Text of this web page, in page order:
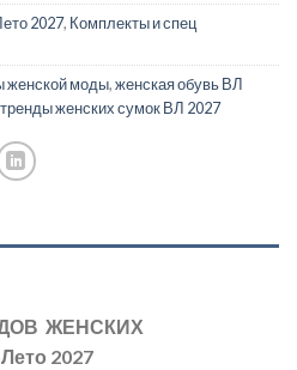
2027, Комплекты и спец
женской моды,женская обувь ВЛ
тренды женских сумок ВЛ 2027
ЖЕНСКИХ
2027